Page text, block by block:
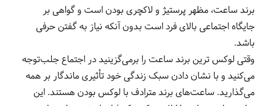
برند ساعت، مظهر پرستیژ و لاکچری بودن است و گواهی بر
جایگاه اجتماعی بالای فرد است بدون آنکه نیاز به گفتن حرفی
باشد.
وقتی لوکس ترین برند ساعت را برمی‌گزینید در اجتماع جلب‌توجه
می‌کنید و با نشان دادن سبک زندگی خود تأثیری ماندگار بر همه
می‌گذارید. ساعت‌های برند مترادف با لوکس بودن هستند. این